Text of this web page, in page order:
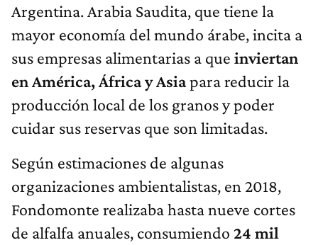
Argentina. Arabia Saudita, que tiene la
mayor economía del mundo árabe, incita a
sus empresas alimentarias a que inviertan
en América, África y Asiapara reducir la
producción local de los granos y poder
cuidar sus reservas que son limitadas.
Según estimaciones de algunas
organizaciones ambientalistas, en 2018,
Fondomonte realizaba hasta nueve cortes
de alfalfa anuales, consumiendo 24 mil